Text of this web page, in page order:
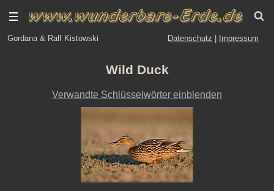
Gordana & Ralf Kistowski Datenschutz Impressum
Wild Duck
Verwandte Schlüsselwörter einblenden